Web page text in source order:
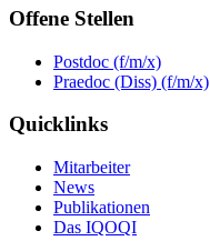
Offene Stellen
Postdoc (f/m/x)
Praedoc (Diss) (f/m/x)
Quicklinks
Mitarbeiter
News
Publikationen
Das IQOQI